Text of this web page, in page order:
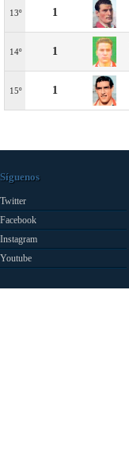
13º 1
14º 1
15º 1
Síguenos
Twitter
Facebook
Instagram
Youtube